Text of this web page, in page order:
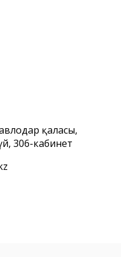
қаласы,
306-кабинет